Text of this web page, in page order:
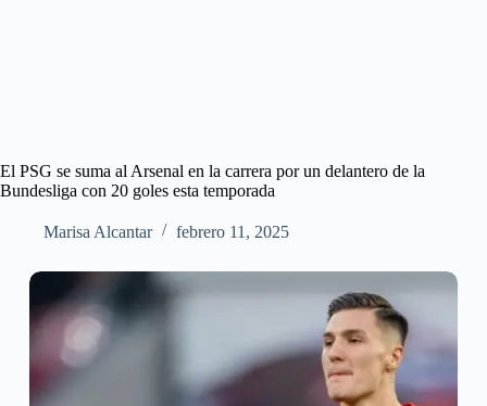
El PSG se suma al Arsenal en la carrera por un delantero de la
Bundesliga con 20 goles esta temporada
Marisa Alcantar febrero 11, 2025